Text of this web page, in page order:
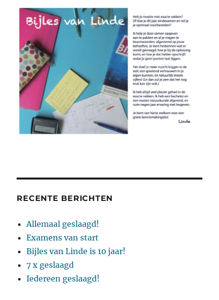
RECENTE BERICHTEN
Allemaal geslaagd!
Examens van start
Bijles van Linde is 10 jaar!
7 x geslaagd
Iedereen geslaagd!